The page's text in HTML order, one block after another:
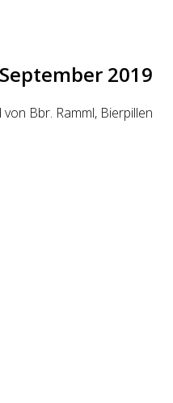
2019
Bbr. Ramml, Bierpillen